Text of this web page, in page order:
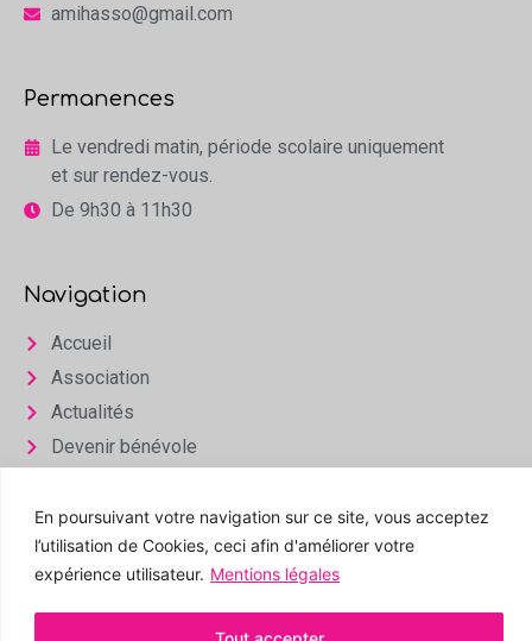
En poursuivant votre navigation sur ce site, vous acceptez
l’utilisation de Cookies, ceci afin d'améliorer votre
expérience utilisateur. Mentions légales
amihasso@gmail.com
Permanences
Le vendredi matin, période scolaire uniquement
et sur rendez-vous.
De 9h30 à 11h30
Navigation
Accueil
Association
Actualités
Devenir bénévole
Espace privé